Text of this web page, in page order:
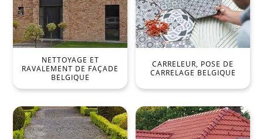
NETTOYAGE ET
RAVALEMENT DE FAÇADE
BELGIQUE
CARRELEUR, POSE DE
CARRELAGE BELGIQUE